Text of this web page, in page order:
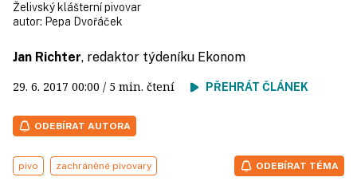
Želivský klášterní pivovar
autor: Pepa Dvořáček
Jan Richter, redaktor týdeníku Ekonom
29. 6. 2017 00:00 / 5 min. čtení PŘEHRÁT ČLÁNEK
ODEBÍRAT AUTORA
pivo zachráněné pivovary ODEBÍRAT TÉMA